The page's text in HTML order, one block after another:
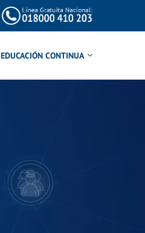
EDUCACIÓN CONTINUA